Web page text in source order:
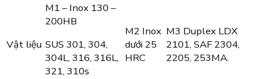
Vật liệu
M1 – Inox 130 –
200HB
SUS 301, 304,
304L, 316, 316L,
321, 310s
M2 Inox
dưới 25
HRC
M3 Duplex LDX
2101, SAF 2304,
2205, 253MA.